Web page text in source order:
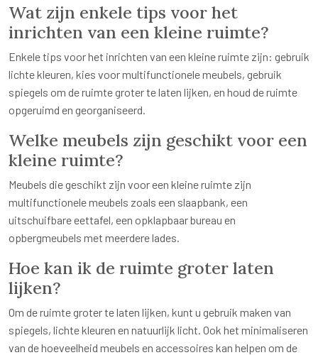
Wat zijn enkele tips voor het
inrichten van een kleine ruimte?
Enkele tips voor het inrichten van een kleine ruimte zijn: gebruik
lichte kleuren, kies voor multifunctionele meubels, gebruik
spiegels om de ruimte groter te laten lijken, en houd de ruimte
opgeruimd en georganiseerd.
Welke meubels zijn geschikt voor een
kleine ruimte?
Meubels die geschikt zijn voor een kleine ruimte zijn
multifunctionele meubels zoals een slaapbank, een
uitschuifbare eettafel, een opklapbaar bureau en
opbergmeubels met meerdere lades.
Hoe kan ik de ruimte groter laten
lijken?
Om de ruimte groter te laten lijken, kunt u gebruik maken van
spiegels, lichte kleuren en natuurlijk licht. Ook het minimaliseren
van de hoeveelheid meubels en accessoires kan helpen om de